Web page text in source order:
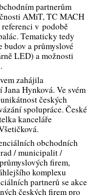
partnerům
AMiT, TC MACH
v podobě
Tematicky tedy
budov a průmyslové
LED) a možnosti
zahájila
Hynková. Ve svém
českých
spolupráce. České
kanceláře
obchodních
/ municipalit /
firem,
komplexu
partnerů se akce
českých firem pro